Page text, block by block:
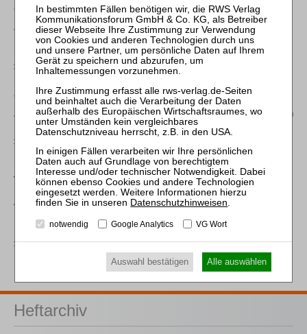
OLG München, Urt. v. 13.11.2024 – 7 U 2821/22
Zur Feststellung von Forderungen zur Tabelle in einer
Nachlassinsolvenz nach Ausscheiden eines
Mitgesellschafters aus einer Zahnarzt-Gesellschaft
ZVI 2025, 238
OLG Brandenburg, Urt. v. 15.10.2024 – 3 U 149/22
Zur Darlegungs- und Beweislast für eine Schenkung durch den
Erblasser in einem Nachlassinsolvenzverfahren
VERANSTALTUNGSHINWEIS
49. Verbraucherinsolvenzveranstaltung online der AGIS
Deutschen Anwaltverein)
ZVI 2025, 248
Heftarchiv
Datenschutzhinweisen.
notwendig Google Analytics VG Wort
Auswahl bestätigen Alle auswählen